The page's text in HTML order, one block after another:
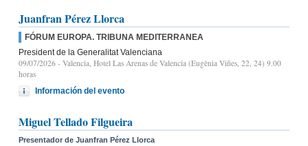
Juanfran Pérez Llorca
FÓRUM EUROPA. TRIBUNA MEDITERRANEA
President de la Generalitat Valenciana
09/07/2026 - Valencia, Hotel Las Arenas de Valencia (Eugènia Viñes, 22, 24) 9.00
horas
Información del evento
Miguel Tellado Filgueira
Presentador de Juanfran Pérez Llorca